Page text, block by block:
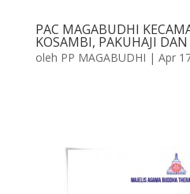
e
b
itt
er
at
s
ai
l
PAC MAGABUDHI
KOSAMBI, PAKUHAJI
oleh PP MAGABUDHI | Apr